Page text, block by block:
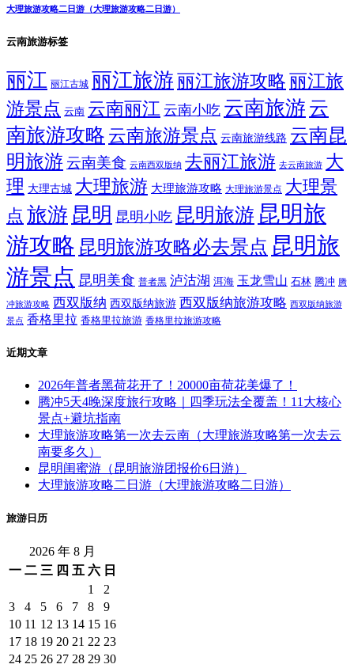
大理旅游攻略二日游（大理旅游攻略二日游）
云南旅游标签
丽江 丽江古城 丽江旅游 丽江旅游攻略 丽江旅
游景点 云南 云南丽江 云南小吃 云南旅游 云
南旅游攻略 云南旅游景点 云南旅游线路 云南昆
明旅游 云南美食 云南西双版纳 去丽江旅游 去云南旅游 大
理 大理古城 大理旅游 大理旅游攻略 大理旅游景点 大理景
点 旅游 昆明 昆明小吃 昆明旅游 昆明旅
游攻略 昆明旅游攻略必去景点 昆明旅
游景点 昆明美食 普者黑 泸沽湖 洱海 玉龙雪山 石林 腾冲 腾
冲旅游攻略 西双版纳 西双版纳旅游 西双版纳旅游攻略 西双版纳旅游
景点 香格里拉 香格里拉旅游 香格里拉旅游攻略
近期文章
2026年普者黑荷花开了！20000亩荷花美爆了！
腾冲5天4晚深度旅行攻略｜四季玩法全覆盖！11大核心
景点+避坑指南
大理旅游攻略第一次去云南（大理旅游攻略第一次去云
南要多久）
昆明闺蜜游（昆明旅游团报价6日游）
大理旅游攻略二日游（大理旅游攻略二日游）
旅游日历
2026 年 8 月
一 二 三 四 五 六 日
1
2
3
4 5 6 7 8
9
10 11 12 13 14 15 16
17 18 19 20 21 22 23
24 25 26 27 28 29 30